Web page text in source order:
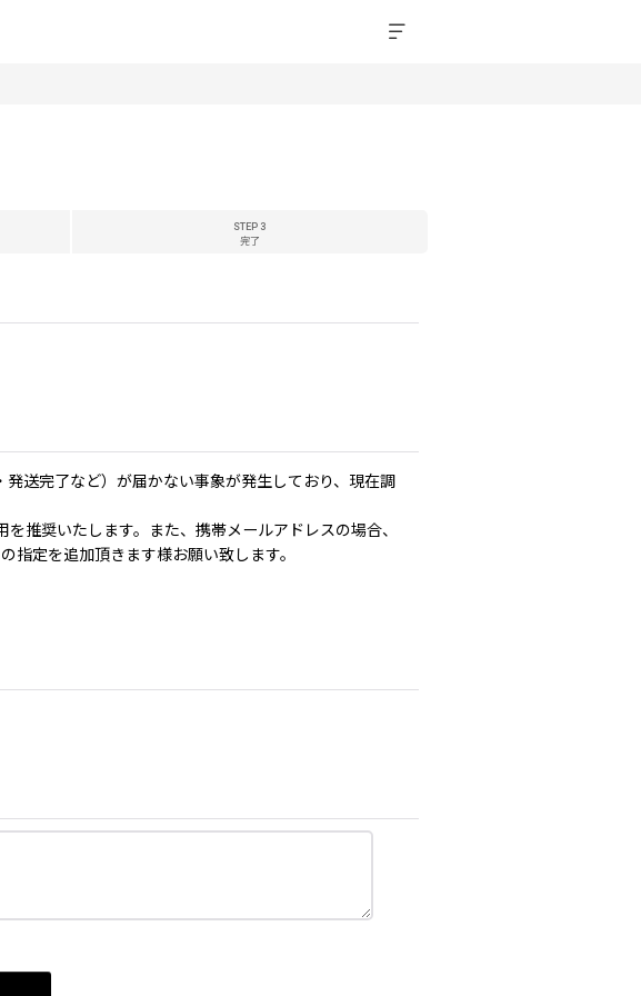
STEP 3
完了
送完了など）が届かない事象が発生しており、現在調
推奨いたします。また、携帯メールアドレスの場合、
指定を追加頂きます様お願い致します。